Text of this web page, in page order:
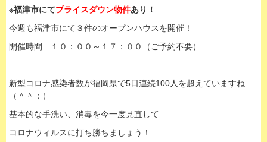
※福津市にてプライスダウン物件あり！
今週も福津市にて３件のオープンハウスを開催！
開催時間 １０：００～１７：００（ご予約不要）
新型コロナ感染者数が福岡県で5日連続100人を超えていますね
（＾＾；）
基本的な手洗い、消毒を今一度見直して
コロナウィルスに打ち勝ちましょう！